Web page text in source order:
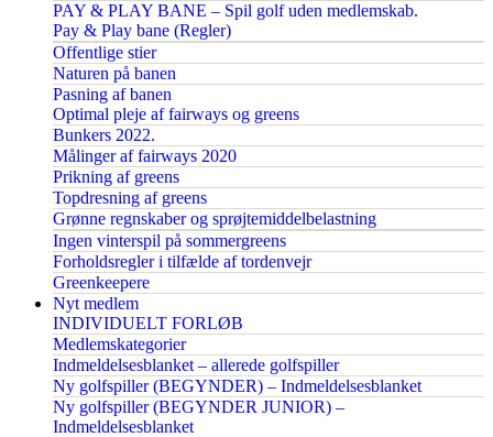
PAY & PLAY BANE – Spil golf uden medlemskab.
Pay & Play bane (Regler)
Offentlige stier
Naturen på banen
Pasning af banen
Optimal pleje af fairways og greens
Bunkers 2022.
Målinger af fairways 2020
Prikning af greens
Topdresning af greens
Grønne regnskaber og sprøjtemiddelbelastning
Ingen vinterspil på sommergreens
Forholdsregler i tilfælde af tordenvejr
Greenkeepere
Nyt medlem
INDIVIDUELT FORLØB
Medlemskategorier
Indmeldelsesblanket – allerede golfspiller
Ny golfspiller (BEGYNDER) – Indmeldelsesblanket
Ny golfspiller (BEGYNDER JUNIOR) –
Indmeldelsesblanket